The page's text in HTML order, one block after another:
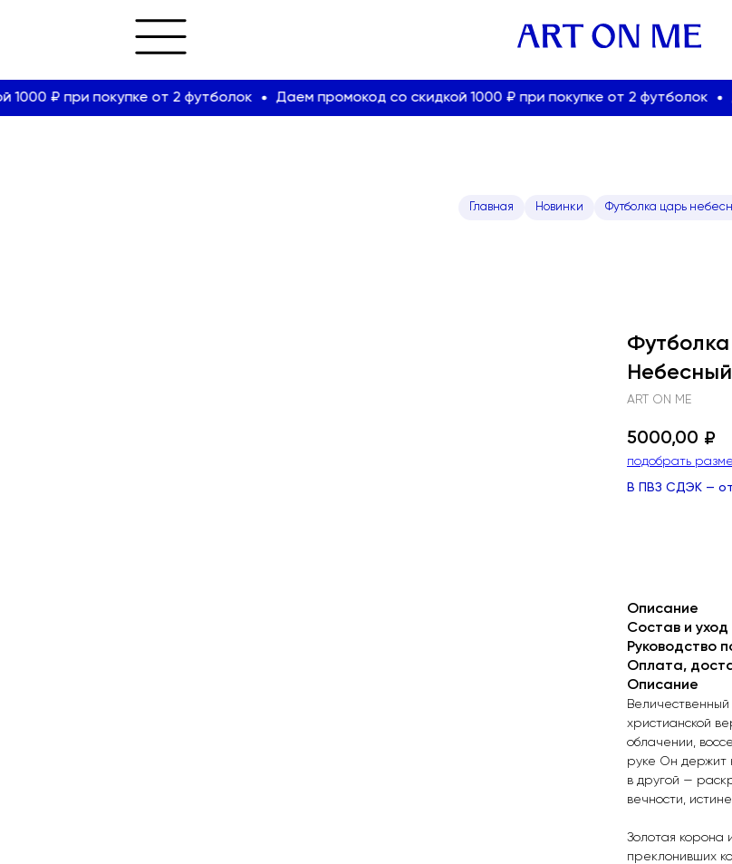
₽ при покупке от 2 футболок Даем промокод со скидкой 1000 ₽ при покупке от 2 футболок
Главная Новинки Футболка царь
ART ON ME
5000,00 ₽
подобрать
В ПВЗ СДЭК —
Описание
Состав и уход
Руководство
Оплата,
Описание
христианской
облачении,
руке Он держит
в другой —
вечности,
Золотая корона
преклонивших